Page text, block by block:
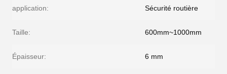
application: Sécurité routière
Taille: 600mm~1000mm
Épaisseur: 6 mm